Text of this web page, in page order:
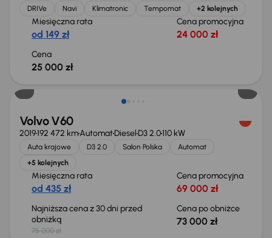
DRIVe Navi Klimatronic Tempomat +2 kolejnych
Miesięczna rata
od 149 zł
Cena promocyjna
24 000 zł
Cena
25 000 zł
Świeżo skupione
Volvo V60
2019192 472 kmAutomatDiesel D3 2.0110 kW
Auta krajowe D3 2.0 Salon Polska
Automat
+5 kolejnych
Miesięczna rata
od 435 zł
Cena promocyjna
69 000 zł
Najniższa cena z 30 dni przed
obniżką
75 000 zł
Cena po obniżce
73 000 zł